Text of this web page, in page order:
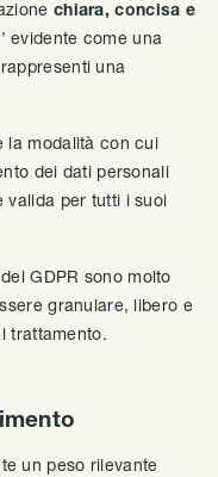
chiara, concisa e
evidente come una
una
la modalità con cui
dei dati personali
valida per tutti i suoi
GDPR sono molto
granulare, libero e
trattamento.
un peso rilevante